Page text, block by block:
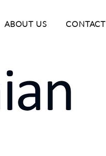
ABOUT US CONTACT